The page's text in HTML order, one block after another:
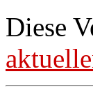
Diese